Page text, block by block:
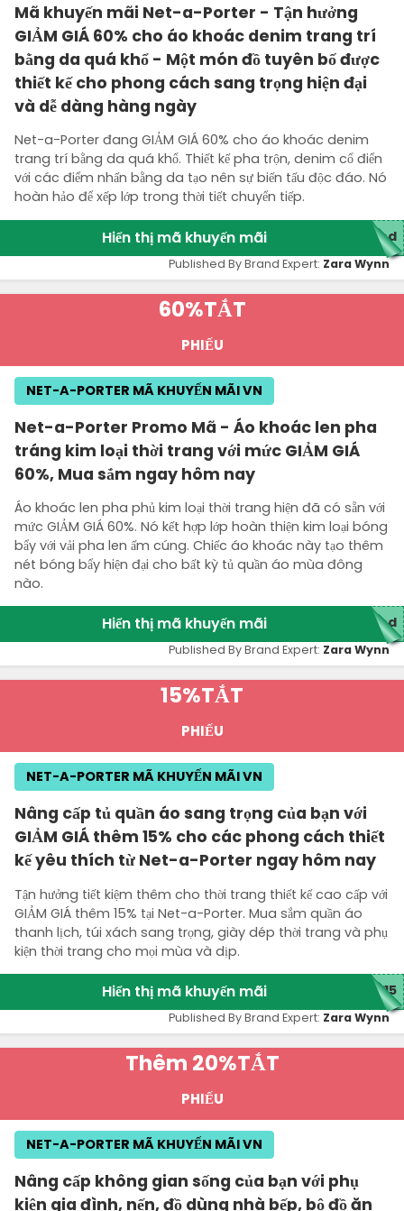
Mã khuyến mãi Net-a-Porter - Tận hưởng
GIẢM GIÁ 60% cho áo khoác denim trang trí
bằng da quá khổ - Một món đồ tuyên bố được
thiết kế cho phong cách sang trọng hiện đại
và dễ dàng hàng ngày
Net-a-Porter đang GIẢM GIÁ 60% cho áo khoác denim
trang trí bằng da quá khổ. Thiết kế pha trộn, denim cổ điển
với các điểm nhấn bằng da tạo nên sự biến tấu độc đáo. Nó
hoàn hảo để xếp lớp trong thời tiết chuyển tiếp.
Hiển thị mã khuyến mãi ed
Published By Brand Expert: Zara Wynn
60%TẮT
PHIẾU
Net-a-Porter Promo Mã - Áo khoác len pha
tráng kim loại thời trang với mức GIẢM GIÁ
60%, Mua sắm ngay hôm nay
Áo khoác len pha phủ kim loại thời trang hiện đã có sẵn với
mức GIẢM GIÁ 60%. Nó kết hợp lớp hoàn thiện kim loại bóng
bẩy với vải pha len ấm cúng. Chiếc áo khoác này tạo thêm
nét bóng bẩy hiện đại cho bất kỳ tủ quần áo mùa đông
nào.
NET-A-PORTER MÃ KHUYẾN MÃI VN
Hiển thị mã khuyến mãi ed
Published By Brand Expert: Zara Wynn
15%TẮT
PHIẾU
Nâng cấp tủ quần áo sang trọng của bạn với
GIẢM GIÁ thêm 15% cho các phong cách thiết
kế yêu thích từ Net-a-Porter ngay hôm nay
Tận hưởng tiết kiệm thêm cho thời trang thiết kế cao cấp với
GIẢM GIÁ thêm 15% tại Net-a-Porter. Mua sắm quần áo
thanh lịch, túi xách sang trọng, giày dép thời trang và phụ
kiện thời trang cho mọi mùa và dịp.
NET-A-PORTER MÃ KHUYẾN MÃI VN
Hiển thị mã khuyến mãi H15
Published By Brand Expert: Zara Wynn
Thêm 20%TẮT
PHIẾU
Nâng cấp không gian sống của bạn với phụ
kiện gia đình, nến, đồ dùng nhà bếp, bộ đồ ăn
NET-A-PORTER MÃ KHUYẾN MÃI VN